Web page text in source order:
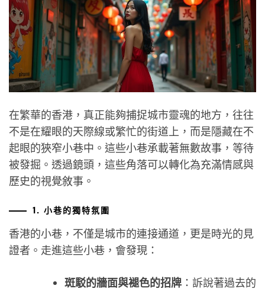
在繁華的香港，真正能夠捕捉城市靈魂的地方，往往
不是在耀眼的天際線或繁忙的街道上，而是隱藏在不
起眼的狹窄小巷中。這些小巷承載著無數故事，等待
被發掘。透過鏡頭，這些角落可以轉化為充滿情感與
歷史的視覺敘事。
1. 小巷的獨特氛圍
香港的小巷，不僅是城市的連接通道，更是時光的見
證者。走進這些小巷，會發現：
斑駁的牆面與褪色的招牌 ：訴說著過去的